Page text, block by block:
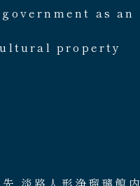
as an
property